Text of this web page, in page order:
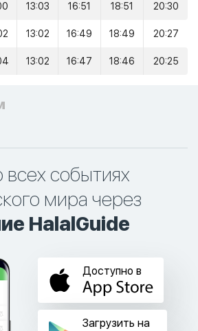
13:03 16:51 18:51 20:30
13:02 16:49 18:49 20:27
13:02 16:47 18:46 20:25
всех событиях
мира через
HalalGuide
Доступно в
Загрузить на